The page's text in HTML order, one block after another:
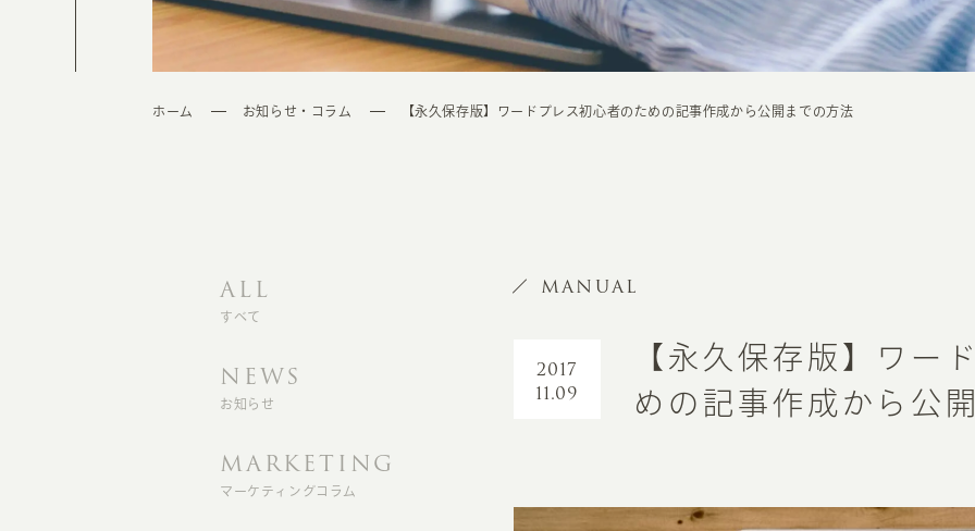
ホーム お知らせ・コラム 【永久保存版】ワードプレス初心者のための記事作成から公開までの方法
ALL
すべて
NEWS
お知らせ
MARKETING
マーケティングコラム
MANUAL
【永久保存版】ワー
めの記事作成から公
2017
11.09